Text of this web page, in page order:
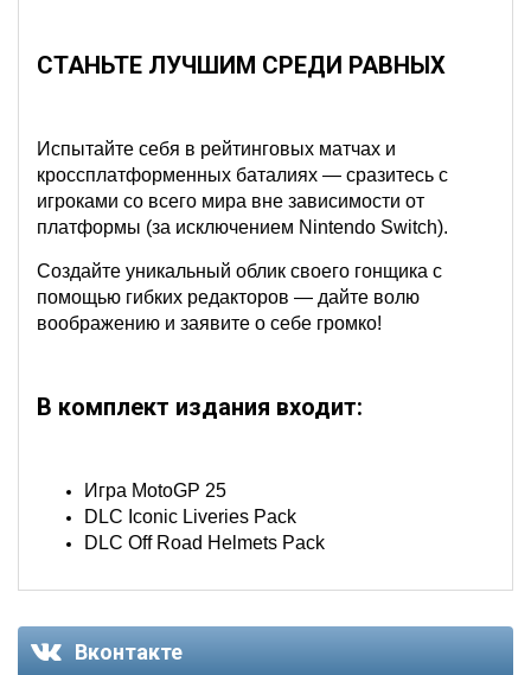
СТАНЬТЕ ЛУЧШИМ СРЕДИ РАВНЫХ
Испытайте себя в рейтинговых матчах и
кроссплатформенных баталиях — сразитесь с
игроками со всего мира вне зависимости от
платформы (за исключением Nintendo Switch).
Создайте уникальный облик своего гонщика с
помощью гибких редакторов — дайте волю
воображению и заявите о себе громко!
В комплект издания входит:
Игра MotoGP 25
DLC Iconic Liveries Pack
DLC Off Road Helmets Pack
Вконтакте